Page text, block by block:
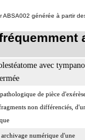
ABSA002 générée à partir
avec
de pièce
non différenciés,
numérique d'une